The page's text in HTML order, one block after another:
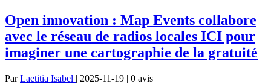
Open innovation : Map Events collabore
avec le réseau de radios locales ICI pour
imaginer une cartographie de la gratuité
ParLaetitia Isabel | 2025-11-19 | 0 avis